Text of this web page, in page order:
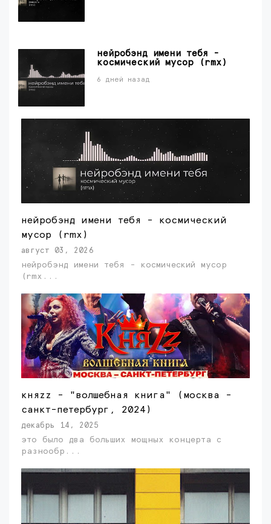
нейробэнд имени тебя -
космический мусор (rmx)
6 дней назад
нейробэнд имени тебя - космический
мусор (rmx)
август 03, 2026
нейробэнд имени тебя - космический мусор
(rmx...
княzz - "волшебная книга" (москва -
санкт-петербург, 2024)
декабрь 14, 2025
это было два больших мощных концерта с
разнообр...